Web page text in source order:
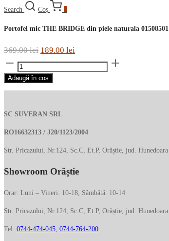
Search Coș
Portofel mic THE BRIDGE din piele naturala 01508501
369.00lei Prețul
inițial
a
fost:
189.00 lei
curent
189.00 lei.
Cantitate
Portofel
mic
din
piele
01508501
Adaugă în coș
SC SUVERAN SRL
RO16632313 / J20/1123/2004
Str. Pricazului, Nr.124, Sc.C, Et.P, Orăștie, jud. Hunedoara
Showroom Orăștie
Orar: Luni – Vineri: 10-18, Sâmbătă: 10-14
Str. Pricazului, Nr.124, Sc.C, Et.P, Orăștie, jud. Hunedoara
Tel: 0744-474-045; 0744-764-200